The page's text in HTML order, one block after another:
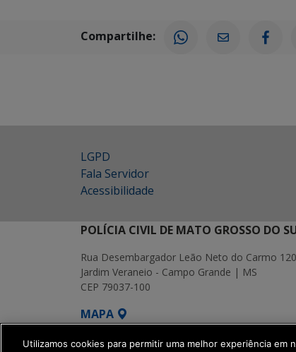
Compartilhe:
LGPD
Fala Servidor
Acessibilidade
POLÍCIA CIVIL DE MATO GROSSO DO
Rua Desembargador Leão Neto do Carmo
Jardim Veraneio - Campo Grande | MS
CEP 79037-100
MAPA
SETDIG | Secretaria-Executiva de
Utilizamos cookies para permitir uma melhor experiência